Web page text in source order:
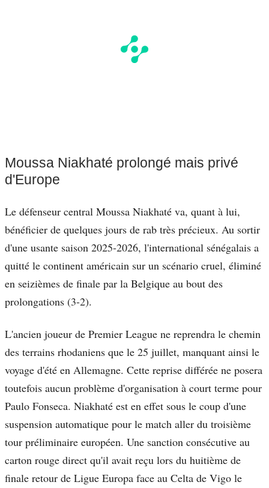
Moussa Niakhaté prolongé mais privé
d'Europe
Le défenseur central Moussa Niakhaté va, quant à lui,
bénéficier de quelques jours de rab très précieux. Au sortir
d'une usante saison 2025-2026, l'international sénégalais a
quitté le continent américain sur un scénario cruel, éliminé
en seizièmes de finale par la Belgique au bout des
prolongations (3-2).
L'ancien joueur de Premier League ne reprendra le chemin
des terrains rhodaniens que le 25 juillet, manquant ainsi le
voyage d'été en Allemagne. Cette reprise différée ne posera
toutefois aucun problème d'organisation à court terme pour
Paulo Fonseca. Niakhaté est en effet sous le coup d'une
suspension automatique pour le match aller du troisième
tour préliminaire européen. Une sanction consécutive au
carton rouge direct qu'il avait reçu lors du huitième de
finale retour de Ligue Europa face au Celta de Vigo le